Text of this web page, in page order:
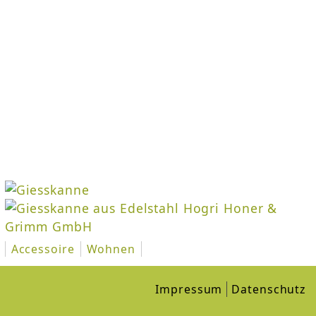
Accessoire Wohnen
Impressum Datenschutz